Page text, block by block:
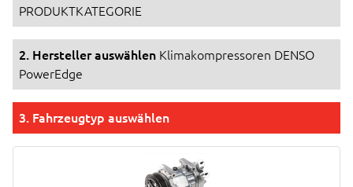
PRODUKTKATEGORIE
2. Hersteller auswählen Klimakompressoren DENSO
PowerEdge
3. Fahrzeugtyp auswählen